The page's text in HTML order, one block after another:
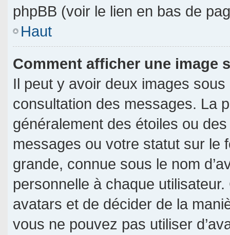
phpBB (voir le lien en bas de
Haut
Comment afficher une image
Il peut y avoir deux images
consultation des messages. La
généralement des étoiles ou
messages ou votre statut sur le
grande, connue sous le nom
personnelle à chaque utilisateur.
avatars et de décider de la
vous ne pouvez pas utiliser